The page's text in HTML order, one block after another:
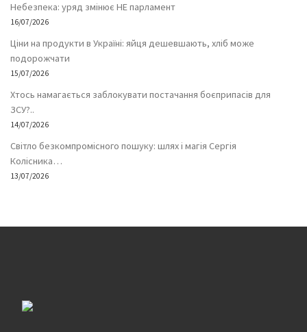
Небезпека: уряд змінює НЕ парламент
16/07/2026
Ціни на продукти в Україні: яйця дешевшають, хліб може
подорожчати
15/07/2026
Хтось намагається заблокувати постачання боєприпасів для
ЗСУ?..
14/07/2026
Світло безкомпромісного пошуку: шлях і магія Сергія
Колісника…
13/07/2026